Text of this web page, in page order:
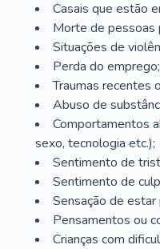
Casais que estão
Morte de pessoas
Situações de
Perda do emprego;
Traumas recentes
Abuso de
Comportamentos
sexo, tecnologia etc.);
Sentimento de
Sentimento de
Sensação de
Pensamentos ou
Crianças com